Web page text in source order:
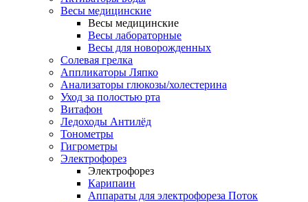
Весы медицинские
Весы медицинские
Весы лабораторные
Весы для новорожденных
Солевая грелка
Аппликаторы Ляпко
Анализаторы глюкозы/холестерина
Уход за полостью рта
Витафон
Ледоходы Антилёд
Тонометры
Гигрометры
Электрофорез
Электрофорез
Карипаин
Аппараты для электрофореза Поток